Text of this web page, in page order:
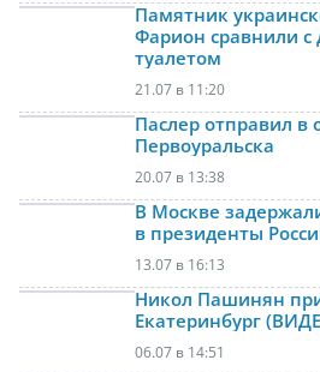
Памятник
Фарион сравнили с
туалетом
21.07 в 11:20
Паслер отправил в
Первоуральска
20.07 в 13:38
В Москве
в президенты
13.07 в 16:13
Никол Пашинян
Екатеринбург
06.07 в 14:51